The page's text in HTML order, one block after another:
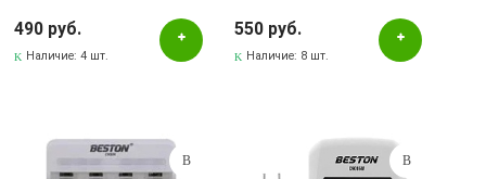
белый
490 руб.
Наличие:4 шт.
черный
550 руб.
Наличие: 8 шт.